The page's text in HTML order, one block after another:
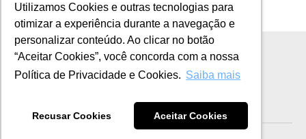
Utilizamos Cookies e outras tecnologias para
otimizar a experiência durante a navegação e
personalizar conteúdo. Ao clicar no botão
“Aceitar Cookies”, você concorda com a nossa
Política de Privacidade e Cookies. Saiba mais
Recusar Cookies Aceitar Cookies
Useall Software Ltda. - Todos os direitos reservados